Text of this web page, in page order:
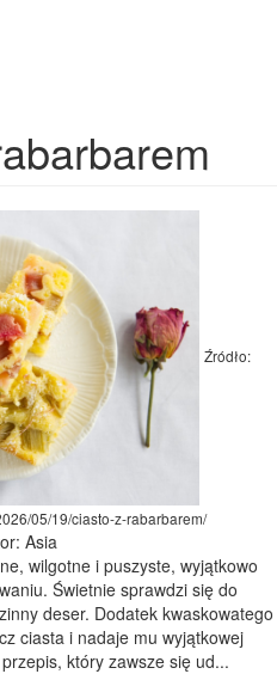
Źródło:
05/19/ciasto-z-rabarbarem/
Asia
wilgotne i puszyste, wyjątkowo
Świetnie sprawdzi się do
deser. Dodatek kwaskowatego
ciasta i nadaje mu wyjątkowej
który zawsze się ud...